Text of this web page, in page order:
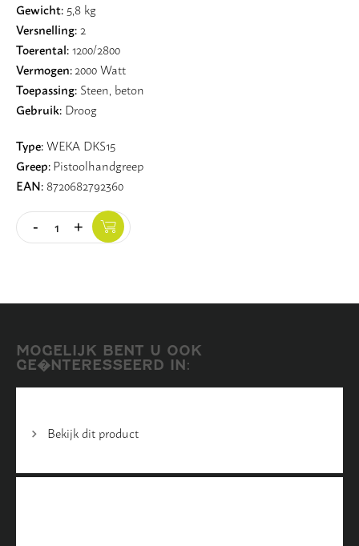
Gewicht: 5,8 kg
Versnelling:2
Toerental:1200/2800
Vermogen:2000 Watt
Toepassing: Steen, beton
Gebruik: Droog
Type:WEKA DKS15
Greep:Pistoolhandgreep
EAN: 8720682792360
Quantity
- +
MOGELIJK BENT U OOK
GE�NTERESSEERD IN:
Bekijk dit product